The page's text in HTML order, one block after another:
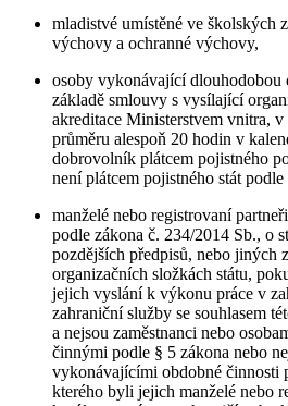
mladistvé umístěné ve školských
výchovy a ochranné výchovy,
osoby vykonávající dlouhodobou
základě smlouvy s vysílající
akreditace Ministerstvem vnitra,
průměru alespoň 20 hodin v
dobrovolník plátcem pojistného
není plátcem pojistného stát
manželé nebo registrovaní
podle zákona č. 234/2014 Sb., o
pozdějších předpisů, nebo jiných
organizačních složkách státu,
jejich vyslání k výkonu práce v
zahraniční služby se souhlasem
a nejsou zaměstnanci nebo
činnými podle § 5 zákona nebo
vykonávajícími obdobné činnosti
kterého byli jejich manželé nebo